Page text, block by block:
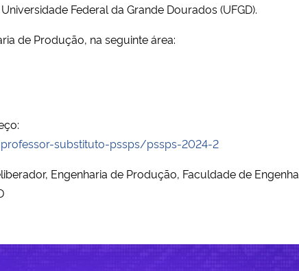
Federal da Grande Dourados (UFGD).
de Produção, na seguinte área:
substituto-pssps/pssps-2024-2
Engenharia de Produção, Faculdade de